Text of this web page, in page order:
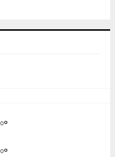
0°
0°